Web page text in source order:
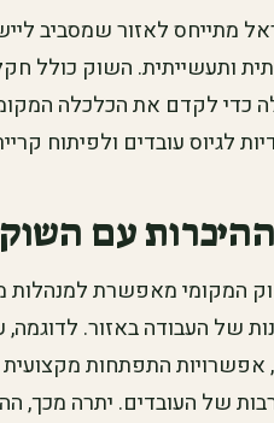
מתייחס לאזור שמסביב
ותעשייתית. השוק כולל
כדי לקדם את הכלכלה
לגיוס עובדים ולפיתוח
עם
המקומי מאפשרת למנהלות
של העבודה באזור.
אפשרויות התפתחות
של העובדים. יתרה מכך,